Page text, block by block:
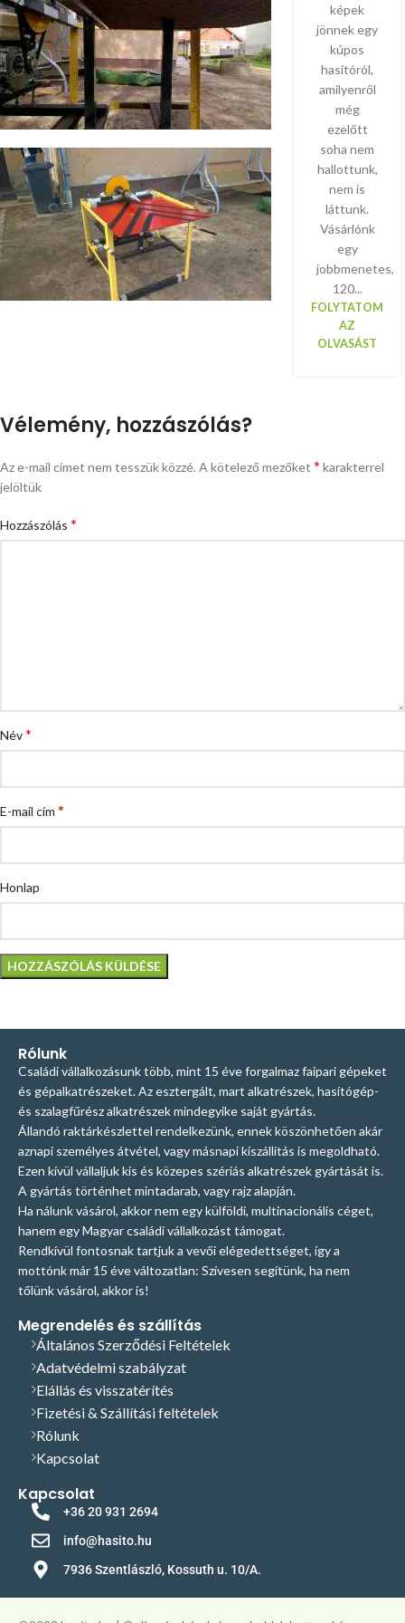
képek
jönnek egy
kúpos
hasítóról,
amilyenről
még
ezelőtt
soha nem
hallottunk,
nem is
láttunk.
Vásárlónk
egy
jobbmenetes,
120...
FOLYTATOM
AZ
OLVASÁST
Vélemény, hozzászólás?
Az e-mail címet nem tesszük közzé. A kötelező mezőket * karakterrel
jelöltük
Hozzászólás *
Név*
E-mail cím *
Honlap
Rólunk
Családi vállalkozásunk több, mint 15 éve forgalmaz faipari gépeket
és gépalkatrészeket. Az esztergált, mart alkatrészek, hasítógép-
és szalagfűrész alkatrészek mindegyike saját gyártás.
Állandó raktárkészlettel rendelkezünk, ennek köszönhetően akár
aznapi személyes átvétel, vagy másnapi kiszállítás is megoldható.
Ezen kívül vállaljuk kis és közepes szériás alkatrészek gyártását is.
A gyártás történhet mintadarab, vagy rajz alapján.
Ha nálunk vásárol, akkor nem egy külföldi, multinacionális céget,
hanem egy Magyar családi vállalkozást támogat.
Rendkívül fontosnak tartjuk a vevői elégedettséget, így a
mottónk már 15 éve változatlan: Szívesen segítünk, ha nem
tőlünk vásárol, akkor is!
Megrendelés és szállítás
Általános Szerződési Feltételek
Adatvédelmi szabályzat
Elállás és visszatérítés
Fizetési & Szállítási feltételek
Rólunk
Kapcsolat
Kapcsolat
+36 20 931 2694
info@hasito.hu
7936 Szentlászló, Kossuth u. 10/A.